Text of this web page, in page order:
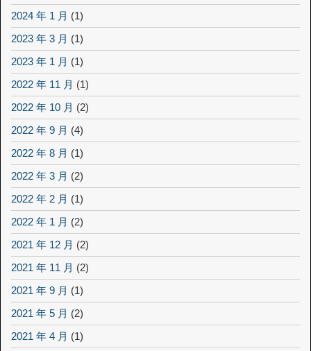
2024 年 1 月 (1)
2023 年 3 月 (1)
2023 年 1 月 (1)
2022 年 11 月 (1)
2022 年 10 月 (2)
2022 年 9 月 (4)
2022 年 8 月 (1)
2022 年 3 月 (2)
2022 年 2 月 (1)
2022 年 1 月 (2)
2021 年 12 月 (2)
2021 年 11 月 (2)
2021 年 9 月 (1)
2021 年 5 月 (2)
2021 年 4 月 (1)